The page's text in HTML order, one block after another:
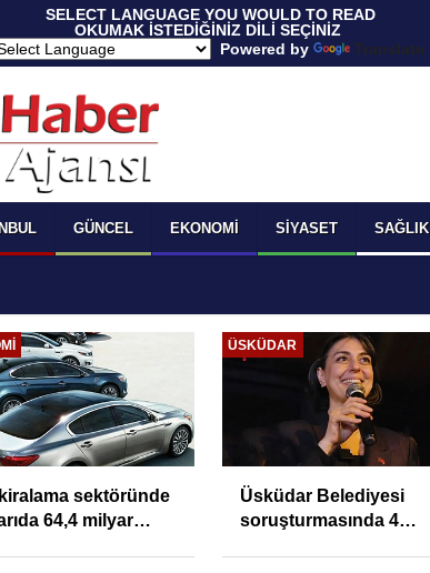
SELECT LANGUAGE YOU WOULD TO READ
OKUMAK İSTEDİĞİNİZ DİLİ SEÇİNİZ
Powered by
Translate
GÜNCEL EKONOMI SIYASET SAĞLIK
sektöründe
64,4 milyar
ÜSKÜDAR
Üsküdar Belediyesi
soruşturmasında 4